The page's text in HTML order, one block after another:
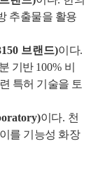
추출물을 활용
브랜드)이다.
기반 100% 비
특허 기술을 토
이다. 천
이를 기능성 화장